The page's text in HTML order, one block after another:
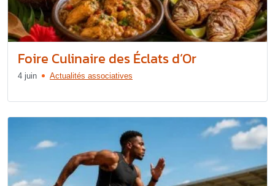
Foire Culinaire des Éclats d’Or
4 juin Actualités associatives